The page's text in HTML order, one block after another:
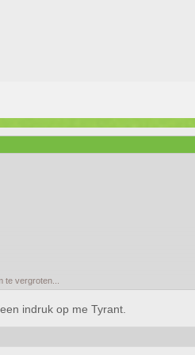
te vergroten...
indruk op me Tyrant.